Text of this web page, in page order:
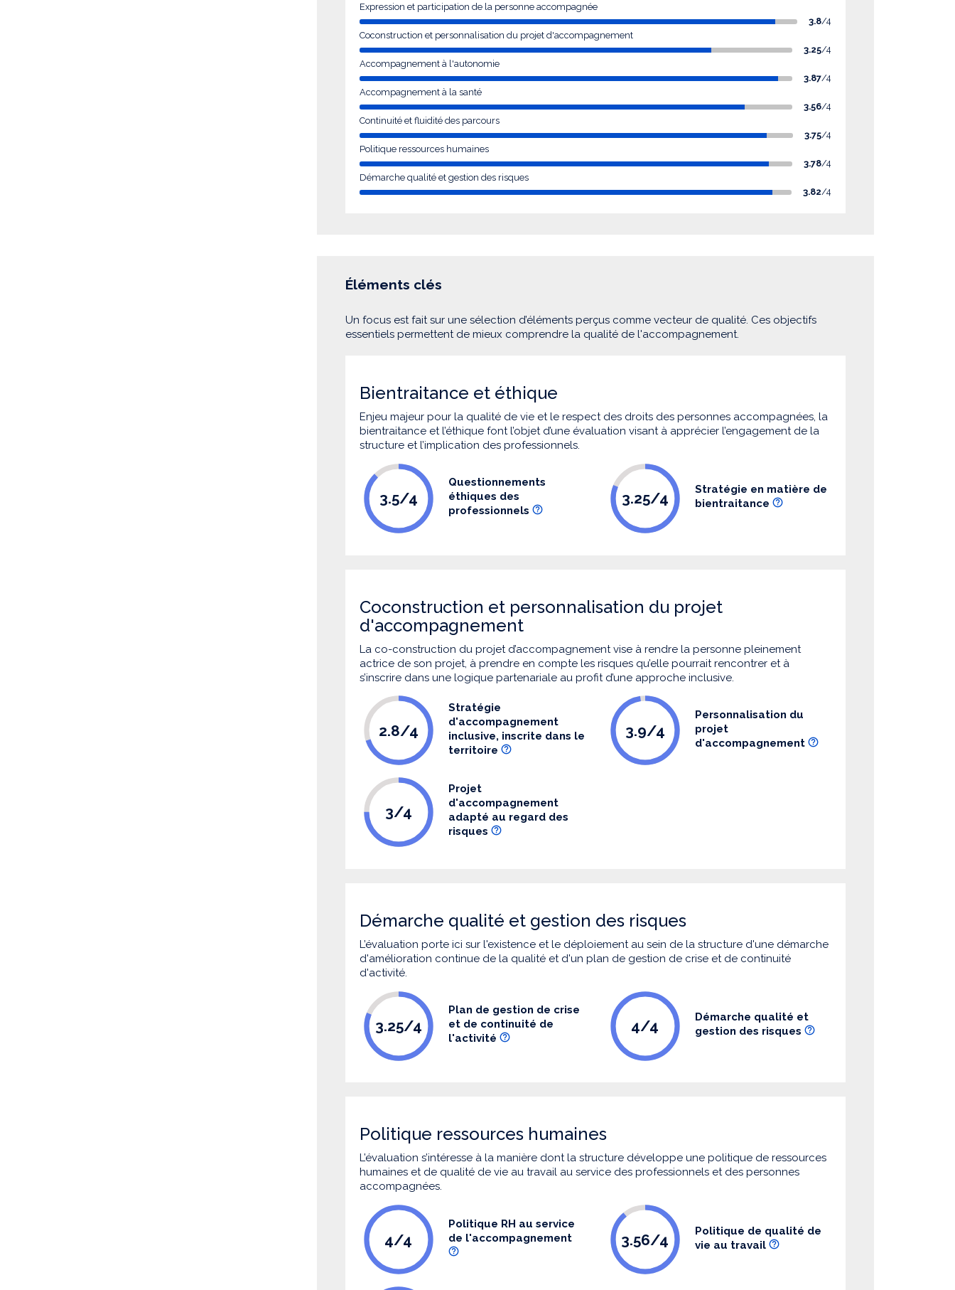
Expression et participation de la personne accompagnée
3.8/4
Coconstruction et personnalisation du projet d'accompagnement
3.25/4
Accompagnement à l'autonomie
3.87/4
Accompagnement à la santé
3.56/4
Continuité et fluidité des parcours
3.75/4
Politique ressources humaines
3.78/4
Démarche qualité et gestion des risques
3.82/4
Éléments clés
Un focus est fait sur une sélection d’éléments perçus comme vecteur de qualité. Ces objectifs
essentiels permettent de mieux comprendre la qualité de l'accompagnement.
Bientraitance et éthique
Enjeu majeur pour la qualité de vie et le respect des droits des personnes accompagnées, la
bientraitance et l’éthique font l’objet d’une évaluation visant à apprécier l’engagement de la
structure et l’implication des professionnels.
3.5/4
Questionnements
éthiques des
professionnels
3.25/4
Stratégie en matière de
bientraitance
Coconstruction et personnalisation du projet
d'accompagnement
La co-construction du projet d’accompagnement vise à rendre la personne pleinement
actrice de son projet, à prendre en compte les risques qu’elle pourrait rencontrer et à
s’inscrire dans une logique partenariale au profit d’une approche inclusive.
2.8/4
Stratégie
d'accompagnement
inclusive, inscrite dans le
territoire
3.9/4
Personnalisation du
projet
d'accompagnement
3/4
Projet
d'accompagnement
adapté au regard des
risques
Démarche qualité et gestion des risques
L’évaluation porte ici sur l'existence et le déploiement au sein de la structure d'une démarche
d'amélioration continue de la qualité et d'un plan de gestion de crise et de continuité
d'activité.
3.25/4
Plan de gestion de crise
et de continuité de
l'activité
4/4
Démarche qualité et
gestion des risques
Politique ressources humaines
L’évaluation s’intéresse à la manière dont la structure développe une politique de ressources
humaines et de qualité de vie au travail au service des professionnels et des personnes
accompagnées.
4/4
Politique RH au service
de l'accompagnement
3.56/4
Politique de qualité de
vie au travail